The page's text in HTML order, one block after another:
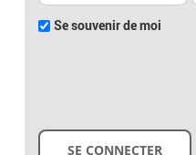
Se souvenir de moi